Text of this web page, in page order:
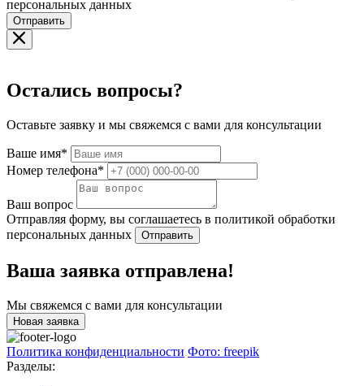
персональных данных
Отправить
Остались вопросы?
Оставьте заявку и мы свяжемся с вами для консультации
Ваше имя*
Номер телефона*
Ваш вопрос
Отправляя форму, вы соглашаетесь в политикой обработки
персональных данных
Отправить
Ваша заявка отправлена!
Мы свяжемся с вами для консультации
Новая заявка
Политика конфиденциальности Фото: freepik
Разделы: